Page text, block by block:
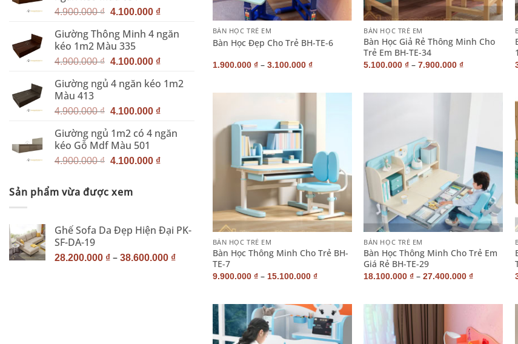
5.000.000 ₫.
4.900.000₫ Giá
là:
4.900.000 ₫.
4.100.000 ₫Giá
tại
4.100.000 ₫.
Giường Thông Minh 4 ngăn
kéo 1m2 Màu 335
4.900.000₫ Giá
là:
4.100.000 ₫Giá
tại
4.100.000 ₫.
Giường ngủ 4 ngăn kéo 1m2
Màu 413
4.900.000₫ Giá
là:
4.900.000 ₫.
4.100.000 ₫Giá
tại
4.100.000 ₫.
Giường ngủ 1m2 có 4 ngăn
kéo Gỗ Mdf Màu 501
4.900.000₫ Giá
4.900.000 ₫.
4.100.000 ₫Giá
4.100.000 ₫.
Sản phẩm vừa được xem
Ghế Sofa Da Đẹp Hiện Đại PK-
SF-DA-19
28.200.000 ₫ – 38.600.000 ₫
BÀN HỌC TRẺ EM
Bàn Học Đẹp Cho Trẻ BH-TE-6
1.900.000 ₫– 3.100.000 ₫
+
BÀN HỌC TRẺ EM
Bàn Học Giả Rẻ Thông Minh Cho
Trẻ Em BH-TE-34
5.100.000₫ –7.900.000₫
+
BÀN HỌC TRẺ EM
Bàn Học Thông Minh Cho Trẻ BH-
TE-7
9.900.000 ₫– 15.100.000 ₫
BÀN HỌC TRẺ EM
Bàn Học Thông Minh Cho Trẻ Em
Giá Rẻ BH-TE-29
18.100.000₫ –27.400.000₫